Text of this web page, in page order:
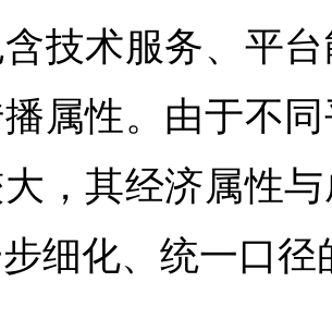
含技术服务、平
属性。由于不
，其经济属性
细化、统一口径